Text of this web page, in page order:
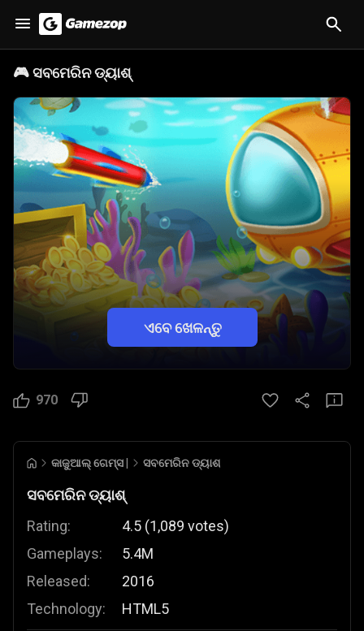
🎮ସବମେରିନ ଡ୍ୟାଶ୍
ଏବେ ଖେଳନ୍ତୁ
970
କାଜୁଆଲ୍ ଗେମ୍ସ | ସବମେରିନ ଡ୍ୟାଶ୍
ସବମେରିନ ଡ୍ୟାଶ୍
Rating:
Gameplays:
Released:
Technology:
4.5 (1,089 votes)
5.4M
2016
HTML5